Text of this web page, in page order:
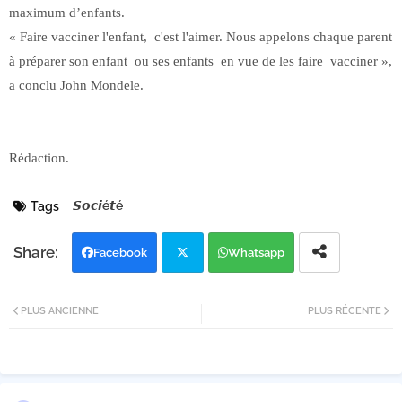
maximum d’enfants.
« Faire vacciner l'enfant, c'est l'aimer. Nous appelons chaque parent
à préparer son enfant ou ses enfants en vue de les faire vacciner »,
a conclu John Mondele.
Rédaction.
Tags 𝙎𝙤𝙘𝙞é𝙩é
Facebook Whatsapp
PLUS RÉCENTE
PLUS ANCIENNE